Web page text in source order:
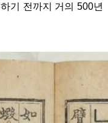
기 전까지 거의 500년